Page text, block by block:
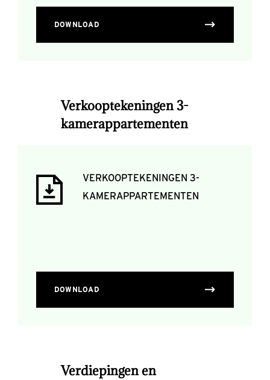
DOWNLOAD
Verkooptekeningen 3-
kamerappartementen
VERKOOPTEKENINGEN 3-
KAMERAPPARTEMENTEN
DOWNLOAD
Verdiepingen en